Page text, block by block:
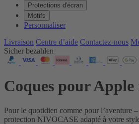
Protections d'écran
Motifs
Personnaliser
Livraison Centre d’aide Contactez‑nous
Sicher bezahlen
Coques pour Apple
Pour le quotidien comme pour l’aventure
protection NIVOCASE adapté à votre